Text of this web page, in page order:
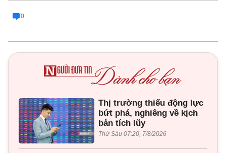
0
Thị trường thiếu động lực
bứt phá, nghiêng về kịch
bản tích lũy
Thứ Sáu 07:20, 7/8/2026